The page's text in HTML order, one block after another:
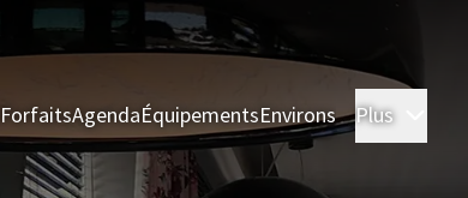
ForfaitsAgendaÉquipementsEnvirons Plus